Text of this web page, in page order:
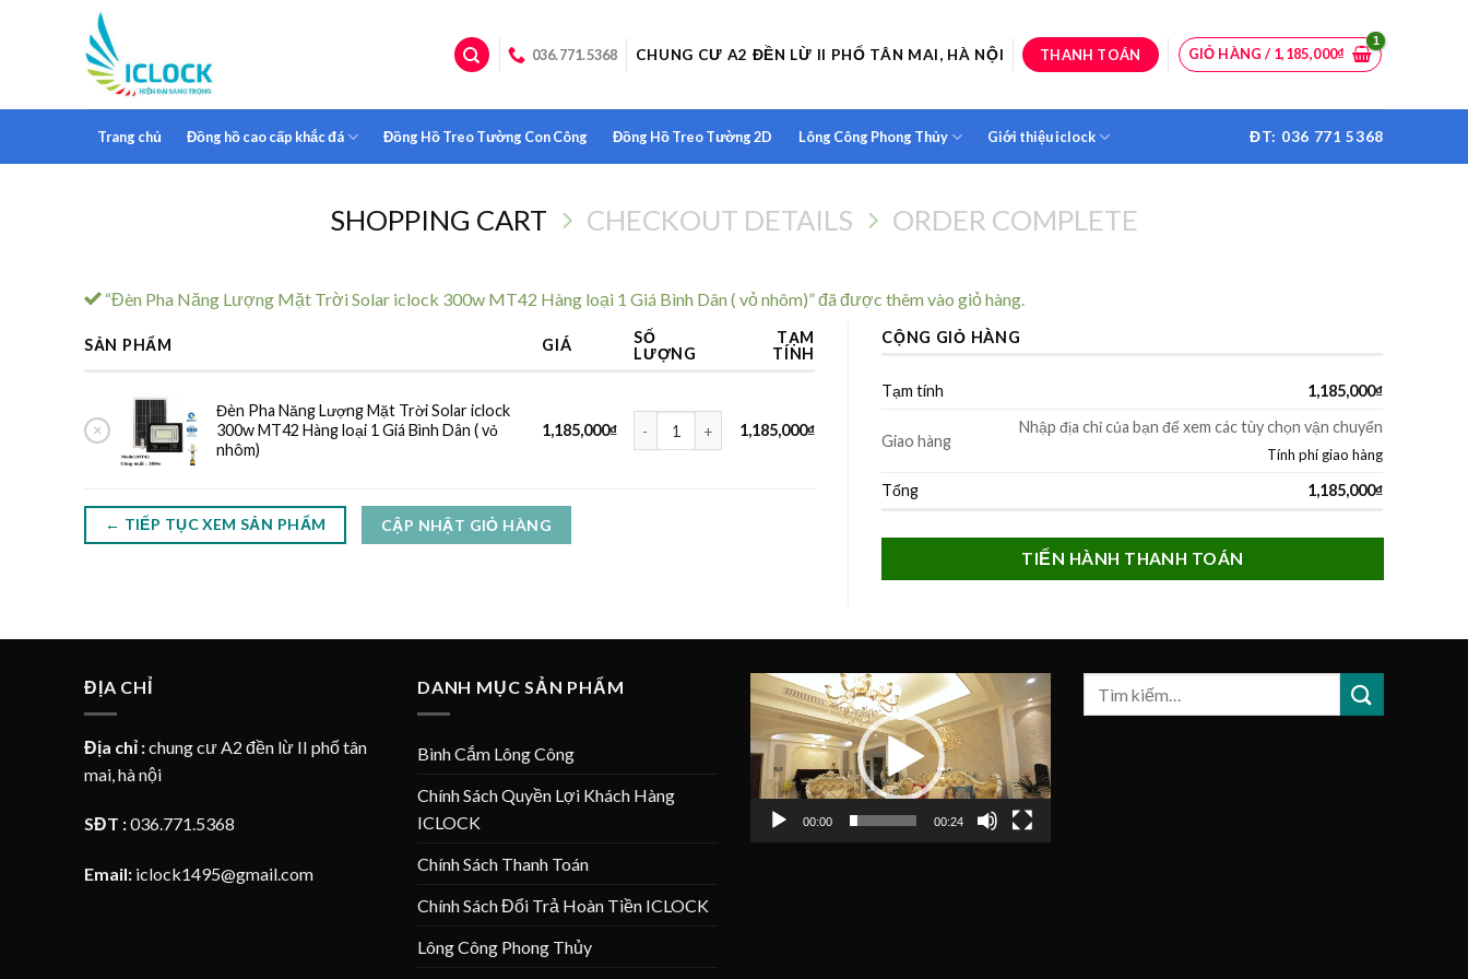
036.771.5368 CHUNG CƯ A2 ĐỀN LỪ II PHỐ TÂN MAI, HÀ NỘI THANH TOÁN GIỎ HÀNG / 1,185,000₫
Trang chủ Đồng hồ cao cấp khắc đá Đồng Hồ Treo Tường Con Công Đồng Hồ Treo Tường 2D Lông Công Phong Thủy Giới thiệu iclock ĐT: 036 771 5368
SHOPPING CART CHECKOUT DETAILS ORDER COMPLETE
“Đèn Pha Năng Lượng Mặt Trời Solar iclock 300w MT42 Hàng loại 1 Giá Bình Dân ( vỏ nhôm)” đã được thêm vào giỏ hàng.
SẢN PHẨM GIÁ
SỐ
LƯỢNG
TẠM
TÍNH
×
Đèn Pha Năng Lượng Mặt Trời Solar iclock
300w MT42 Hàng loại 1 Giá Bình Dân ( vỏ
nhôm)
1,185,000₫
Đèn Pha Năng Lượng Mặt Trời Solar iclock 300w MT42 Hàng loại 1 Giá Bình Dân ( vỏ nhôm) số lượng
1,185,000₫
← TIẾP TỤC XEM SẢN PHẨM CẬP NHẬT GIỎ HÀNG
CỘNG GIỎ HÀNG
Tạm tính 1,185,000₫
Giao hàng
Nhập địa chỉ của bạn để xem các tùy chọn vận chuyển
Tính phí giao hàng
Tổng 1,185,000₫
TIẾN HÀNH THANH TOÁN
ĐỊA CHỈ
Địa chỉ :chung cư A2 đền lừ II phố tân
mai, hà nội
SĐT :036.771.5368
Email: iclock1495@gmail.com
DANH MỤC SẢN PHẨM
Bình Cắm Lông Công
Chính Sách Quyền Lợi Khách Hàng
ICLOCK
Chính Sách Thanh Toán
Chính Sách Đổi Trả Hoàn Tiền ICLOCK
Lông Công Phong Thủy
Trình
chơi
Video
00:00 00:24